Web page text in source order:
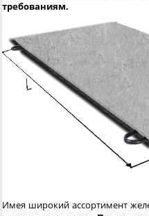
требованиям.
Имея широкий ассортимент